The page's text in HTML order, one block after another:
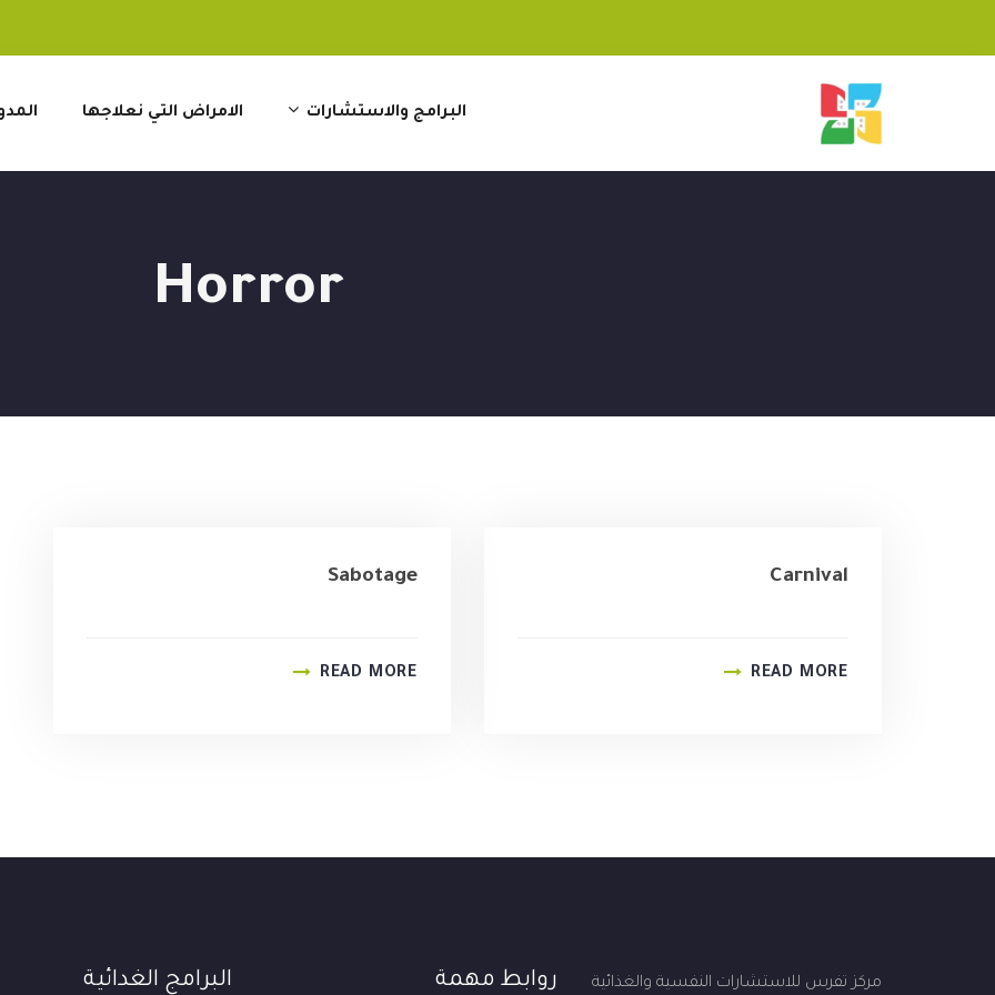
البرامج والاستشارات الامراض التي نعلاجها
Horror
Carnival
READ MORE
Sabotage
READ MORE
مركز تفرس للاستشارات النفسية والغذائية روابط مهمة البرامج الغدائية